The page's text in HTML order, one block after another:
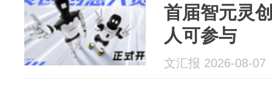
首届智元灵
人可参与
文汇报 2026-08-07